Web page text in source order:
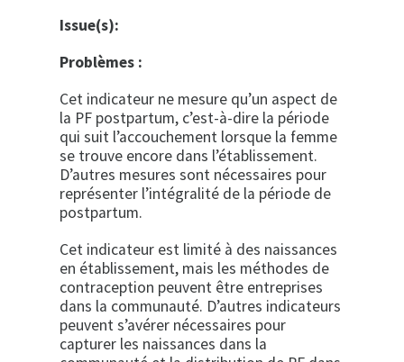
Issue(s):
Problèmes :
Cet indicateur ne mesure qu’un aspect de
la PF postpartum, c’est-à-dire la période
qui suit l’accouchement lorsque la femme
se trouve encore dans l’établissement.
D’autres mesures sont nécessaires pour
représenter l’intégralité de la période de
postpartum.
Cet indicateur est limité à des naissances
en établissement, mais les méthodes de
contraception peuvent être entreprises
dans la communauté. D’autres indicateurs
peuvent s’avérer nécessaires pour
capturer les naissances dans la